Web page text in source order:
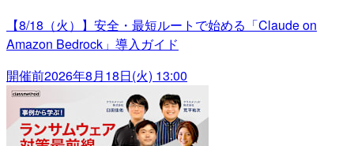
【8/18（火）】安全・最短ルートで始める「Claude on
Amazon Bedrock」導入ガイド
開催前2026年8月18日(火) 13:00